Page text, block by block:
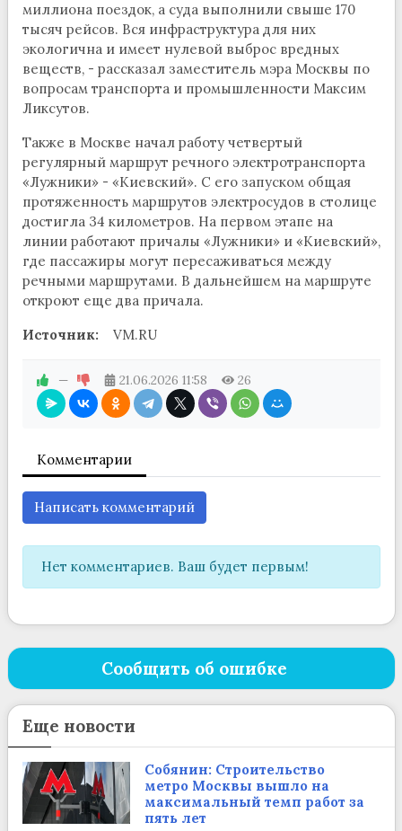
миллиона поездок, а суда выполнили свыше 170
тысяч рейсов. Вся инфраструктура для них
экологична и имеет нулевой выброс вредных
веществ, - рассказал заместитель мэра Москвы по
вопросам транспорта и промышленности Максим
Ликсутов.
Также в Москве начал работу четвертый
регулярный маршрут речного электротранспорта
«Лужники» - «Киевский». С его запуском общая
протяженность маршрутов электросудов в столице
достигла 34 километров. На первом этапе на
линии работают причалы «Лужники» и «Киевский»,
где пассажиры могут пересаживаться между
речными маршрутами. В дальнейшем на маршруте
откроют еще два причала.
Источник:
VM.RU
— 21.06.2026 11:58 26
Комментарии
Написать комментарий
Нет комментариев. Ваш будет первым!
Сообщить об ошибке
Еще новости
Собянин: Строительство
метро Москвы вышло на
максимальный темп работ за
пять лет